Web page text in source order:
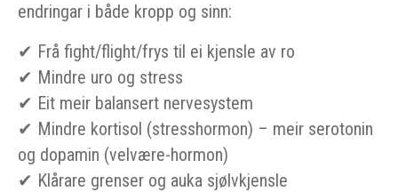
endringar i både kropp og sinn:
✔ Frå fight/flight/frys til ei kjensle av ro
✔ Mindre uro og stress
✔ Eit meir balansert nervesystem
✔ Mindre kortisol (stresshormon) – meir serotonin
og dopamin (velvære-hormon)
✔ Klårare grenser og auka sjølvkjensle